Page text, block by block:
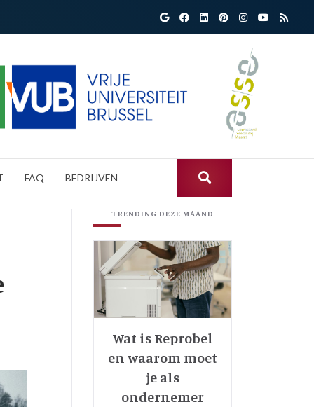
FAQ BEDRIJVEN
TRENDING DEZE MAAND
Wat is Reprobel
en waarom moet
je als
ondernemer